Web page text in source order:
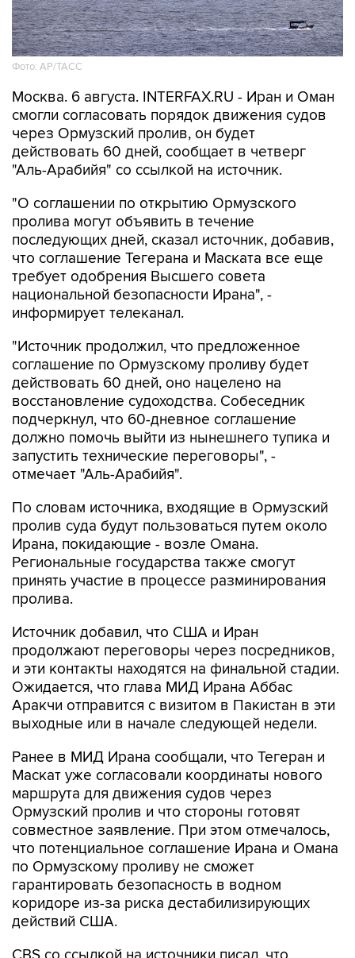
Фото: AP/ТАСС
Москва. 6 августа. INTERFAX.RU - Иран и Оман
смогли согласовать порядок движения судов
через Ормузский пролив, он будет
действовать 60 дней, сообщает в четверг
"Аль-Арабийя" со ссылкой на источник.
"О соглашении по открытию Ормузского
пролива могут объявить в течение
последующих дней, сказал источник, добавив,
что соглашение Тегерана и Маската все еще
требует одобрения Высшего совета
национальной безопасности Ирана", -
информирует телеканал.
"Источник продолжил, что предложенное
соглашение по Ормузскому проливу будет
действовать 60 дней, оно нацелено на
восстановление судоходства. Собеседник
подчеркнул, что 60-дневное соглашение
должно помочь выйти из нынешнего тупика и
запустить технические переговоры", -
отмечает "Аль-Арабийя".
По словам источника, входящие в Ормузский
пролив суда будут пользоваться путем около
Ирана, покидающие - возле Омана.
Региональные государства также смогут
принять участие в процессе разминирования
пролива.
Источник добавил, что США и Иран
продолжают переговоры через посредников,
и эти контакты находятся на финальной стадии.
Ожидается, что глава МИД Ирана Аббас
Аракчи отправится с визитом в Пакистан в эти
выходные или в начале следующей недели.
Ранее в МИД Ирана сообщали, что Тегеран и
Маскат уже согласовали координаты нового
маршрута для движения судов через
Ормузский пролив и что стороны готовят
совместное заявление. При этом отмечалось,
что потенциальное соглашение Ирана и Омана
по Ормузскому проливу не сможет
гарантировать безопасность в водном
коридоре из-за риска дестабилизирующих
действий США.